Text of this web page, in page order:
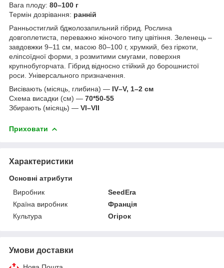
Вага плоду: 80–100 г
Термін дозрівання: ранній
Ранньостиглий бджолозапильний гібрид. Рослина
довгоплетиста, переважно жіночого типу цвітіння. Зеленець –
завдовжки 9–11 см, масою 80–100 г, хрумкий, без гіркоти,
еліпсоїдної форми, з розмитими смугами, поверхня
крупнобугорчата. Гібрид відносно стійкий до борошнистої
роси. Універсального призначення.
Висівають (місяць, глибина) — IV–V, 1–2 см
Схема висадки (см) — 70*50-55
Збирають (місяць) — VI–VII
Приховати
Характеристики
Основні атрибути
Виробник
SeedEra
Країна виробник
Франція
Культура
Огірок
Умови доставки